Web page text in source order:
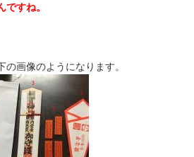
すね。
画像のようになります。